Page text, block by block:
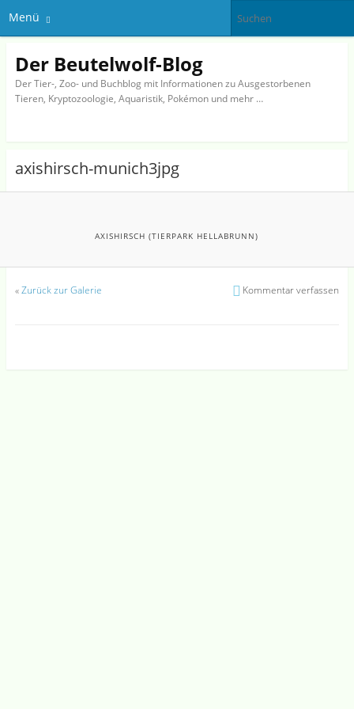
Menü
Der Beutelwolf-Blog
Der Tier-, Zoo- und Buchblog mit Informationen zu Ausgestorbenen
Tieren, Kryptozoologie, Aquaristik, Pokémon und mehr …
axishirsch-munich3jpg
AXISHIRSCH (TIERPARK HELLABRUNN)
«Zurück zur Galerie Kommentar verfassen